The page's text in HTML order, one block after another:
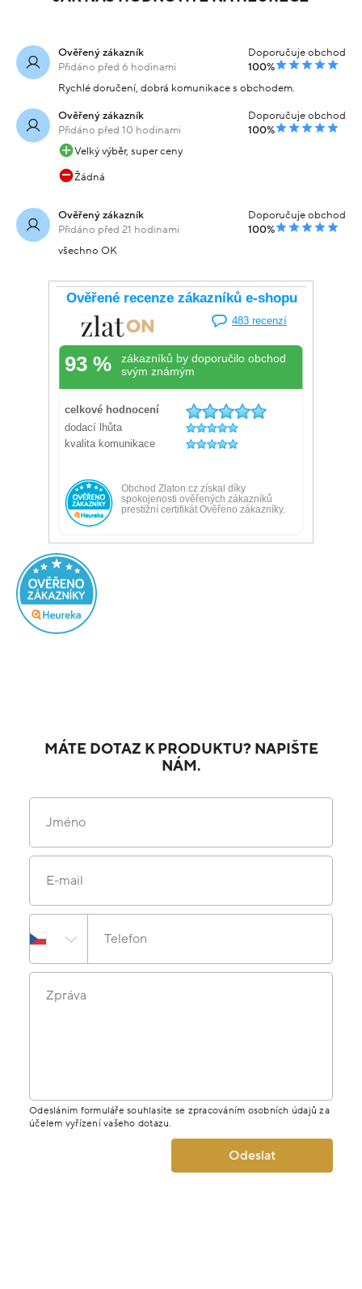
Ověřený zákazník
Přidáno před 6 hodinami
Doporučuje obchod
100%
Rychlé doručení, dobrá komunikace s obchodem.
Ověřený zákazník
Přidáno před 10 hodinami
Doporučuje obchod
100%
Velký výběr, super ceny
Žádná
Ověřený zákazník
Přidáno před 21 hodinami
Doporučuje obchod
100%
všechno OK
MÁTE DOTAZ K PRODUKTU? NAPIŠTE
NÁM.
Jméno
E-mail
Telefon
Zpráva
Odesláním formuláře souhlasíte se zpracováním osobních údajů za
účelem vyřízení vašeho dotazu.
Odeslat